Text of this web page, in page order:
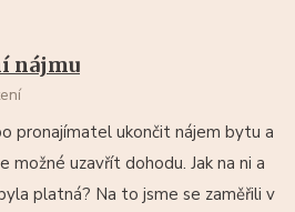
nájmu
pronajímatel ukončit nájem bytu a
možné uzavřít dohodu. Jak na ni a
platná? Na to jsme se zaměřili v